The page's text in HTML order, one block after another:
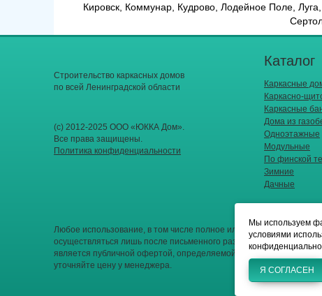
Кировск, Коммунар, Кудрово, Лодейное Поле,
Строительство каркасных дoмoв
по всей Ленинградской области
(с) 2012-2025 ООО «ЮККА Дoм».
Все права защищены.
Политика конфиденциальности
Каталог
Каркасные
Каркасно-
Каркасные
Дома из
Одноэтажные
Модульные
По финской
Зимние
Дачные
Мы используем
условиями
Я СОГЛАСЕН